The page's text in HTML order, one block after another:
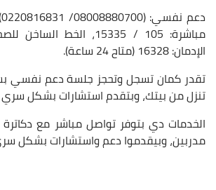
دعم نفسي: (08008880700/ 0220816831)،
مباشرة: 105 / 15335
، الخط الساخن
الإدمان:16328 (متاح 24 ساعة).
تقدر كمان تسجل وتحجز جلسة دعم نفسي
تنزل من بيتك، وبتقدم استشارات بشكل
الخدمات دي بتوفر تواصل مباشر مع
مدربين، وبيقدموا دعم واستشارات بشكل